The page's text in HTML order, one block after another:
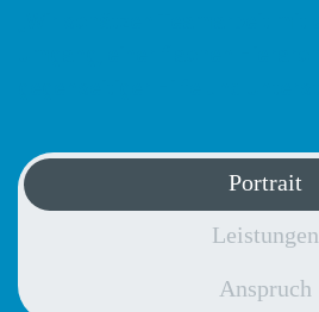
Portrait
Leistungen
Anspruch